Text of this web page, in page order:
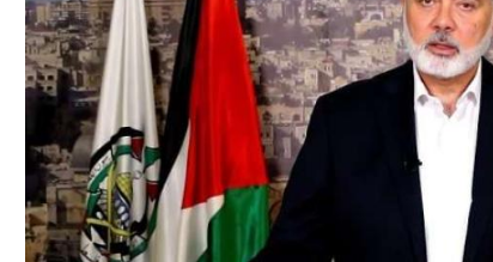
انتهاكات الدوحة.. تقرير يفضح تجاوزات
تميم ضد ابن عمه طلال آل ثاني